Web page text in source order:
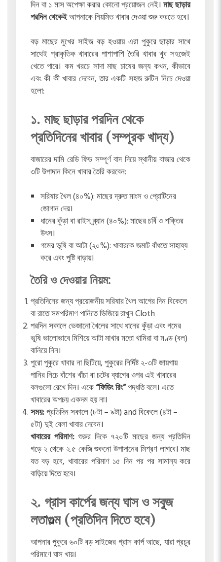
দিন বা ১ মাস অপেক্ষা করার কোনো প্রয়োজন নেই। মাছ ছাড়ার
পরদিন থেকেইআপনাকে নিয়মিত খাবার দেওয়া শুরু করতে হবে।
বড় মাছের মুখের সাইজ বড় হওয়ায় এরা পুকুরে ছাড়ার সাথে
সাথেই প্রাকৃতিক খাবারের পাশাপাশি তৈরি খাবার খুব সহজেই
খেতে পারে। কম খরচে সাদা মাছ চাষের জন্য কখন, কীভাবে
এবং কী কী খাবার দেবেন, তার একটি সহজ রুটিন নিচে দেওয়া
হলো:
১. মাছ ছাড়ার পরদিন থেকে
প্রতিদিনের খাবার (সম্পূরক খাদ্য)
বাজারের দামি রেডি ফিড সম্পূর্ণ বাদ দিয়ে স্থানীয় বাজার থেকে
৩টি উপাদান কিনে খাবার তৈরি করবেন:
সরিষার খৈল (৪০%): মাছের দ্রুত মাংস ও প্রোটিনের
জোগান দেয়।
ধানের কুঁড়া বা রাইস ব্র্যান (৪০%): মাছের চর্বি ও শক্তির
উৎস।
গমের ভূষি বা আটা (২০%): খাবারকে জমাট বাঁধতে সাহায্য
করে এবং পুষ্টি বাড়ায়।
তৈরি ও দেওয়ার নিয়ম:
প্রতিদিনের জন্য প্রয়োজনীয় সরিষার খৈল আগের দিন বিকেলে
বা রাতে সমপরিমাণ পানিতে ভিজিয়ে রাখুন Cloth
পরদিন সকালে ভেজানো খৈলের সাথে ধানের কুঁড়া এবং গমের
ভূষি ভালোভাবে মিশিয়ে আটা মাখার মতো খামিরা বা মণ্ড (বল)
বানিয়ে নিন।
পুরো পুকুরে খাবার না ছিটিয়ে, পুকুরের নির্দিষ্ট ২-৩টি জায়গায়
পানির নিচে বাঁশের খাঁচা বা চটের ব্যাগের ওপর এই খাবারের
বলগুলো রেখে দিন। একে“ফিডিং রিং”পদ্ধতি বলে। এতে
খাবারের অপচয় একদম হয় না।
সময়:প্রতিদিন সকালে (৮টা – ৯টা) and বিকেলে (৪টা –
৫টা) দুই বেলা খাবার দেবেন।
খাবারের পরিমাণ:শুরুর দিকে ৭২০টি মাছের জন্য প্রতিদিন
গড়ে২ থেকে ২.৫ কেজিশুকনো উপাদানের মিশ্রণ লাগবে। মাছ
যত বড় হবে, খাবারের পরিমাণ ১৫ দিন পর পর সামান্য করে
বাড়িয়ে দিতে হবে।
২. গ্রাস কার্পের জন্য ঘাস ও সবুজ
লতাগুল্ম (প্রতিদিন দিতে হবে)
আপনার পুকুরে ৬০টি বড় সাইজের গ্রাস কার্প আছে, যারা প্রচুর
পরিমাণে ঘাস খায়।